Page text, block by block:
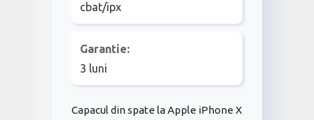
cbat/ipx
Garantie:
3 luni
Capacul din spate la Apple iPhone X